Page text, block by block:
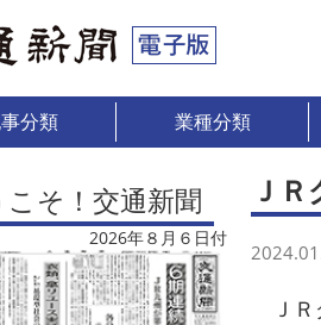
分類 業種分類
こそ！交通新聞
2026年８月６日付
Ｊ
ＪＲ